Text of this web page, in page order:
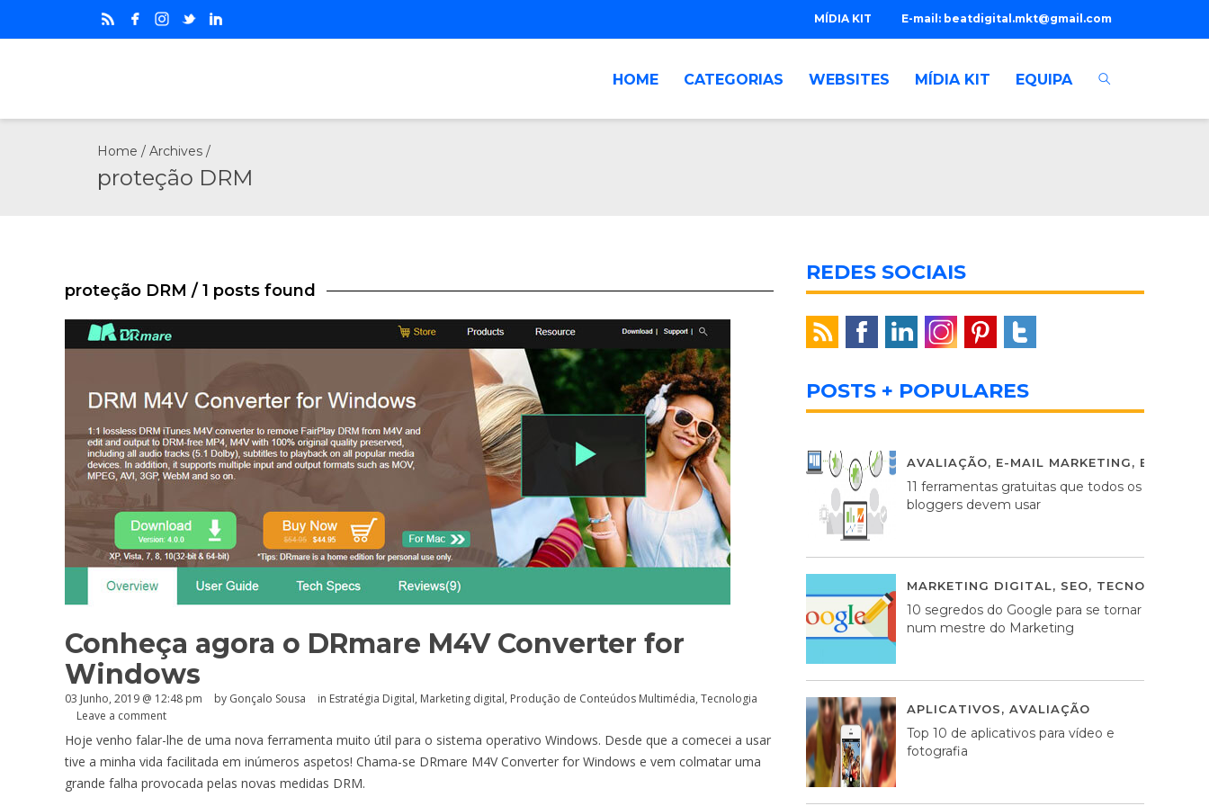
E-mail: beatdigital.mkt@gmail.com
MÍDIA KIT
HOME CATEGORIAS WEBSITES MÍDIA KIT EQUIPA
Home / Archives /
proteção DRM
proteção DRM / 1 posts found
Conheça agora o DRmare M4V Converter for
Windows
03 Junho, 2019 @ 12:48 pm by Gonçalo Sousa in Estratégia Digital, Marketing digital, Produção de Conteúdos Multimédia, Tecnologia
Leave a comment
Hoje venho falar-lhe de uma nova ferramenta muito útil para o sistema operativo Windows. Desde que a comecei a usar
tive a minha vida facilitada em inúmeros aspetos! Chama-se DRmare M4V Converter for Windows e vem colmatar uma
grande falha provocada pelas novas medidas DRM.
REDES SOCIAIS
POSTS + POPULARES
AVALIAÇÃO, E-MAIL MARKETING,
11 ferramentas gratuitas que todos os
bloggers devem usar
MARKETING DIGITAL, SEO, TECNOLOGIA
10 segredos do Google para se tornar
num mestre do Marketing
APLICATIVOS, AVALIAÇÃO
Top 10 de aplicativos para vídeo e
fotografia